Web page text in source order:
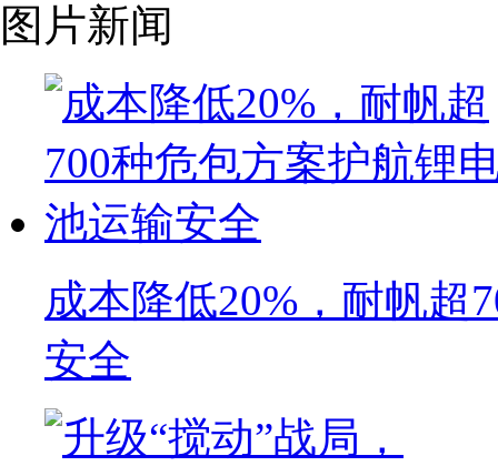
图片新闻
成本降低20%，耐帆超
安全